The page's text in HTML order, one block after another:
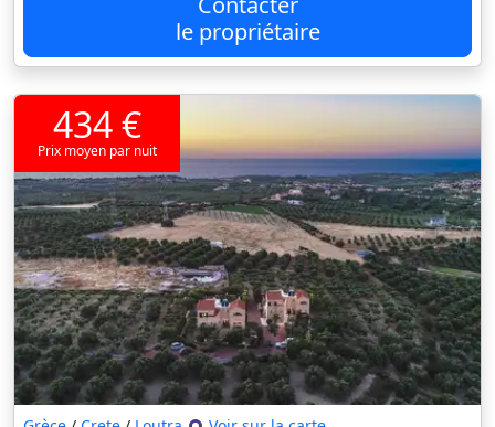
le propriétaire
434 €
Prix moyen par nuit